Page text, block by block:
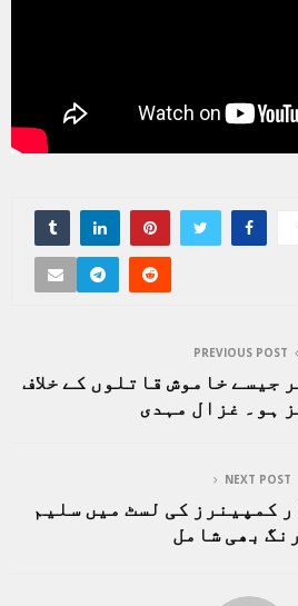
PREVIOUS POST
جیسے خاموش قاتلوں کے خلاف
ہو۔ غزال مہدی
NEXT POST
کمپینرز کی لسٹ میں سلیم
بھی شامل